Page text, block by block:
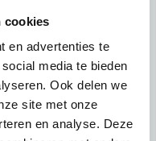
cookies
en advertenties te
media te bieden
Ook delen we
site met onze
en analyse. Deze
geef de volgende